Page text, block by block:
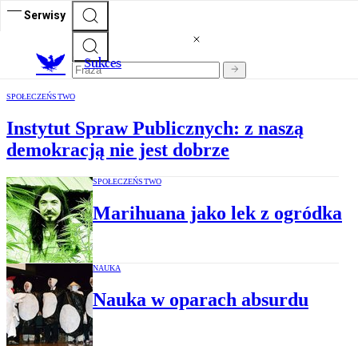
Serwisy
Sukces
SPOŁECZEŃSTWO
Instytut Spraw Publicznych: z naszą
demokracją nie jest dobrze
SPOŁECZEŃSTWO
Marihuana jako lek z ogródka
NAUKA
Nauka w oparach absurdu